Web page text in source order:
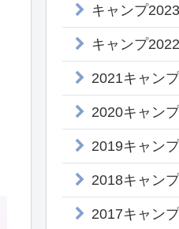
キャンプ2023
キャンプ2022
2021キャンプ
2020キャンプ
2019キャンプ
2018キャンプ
2017キャンプ